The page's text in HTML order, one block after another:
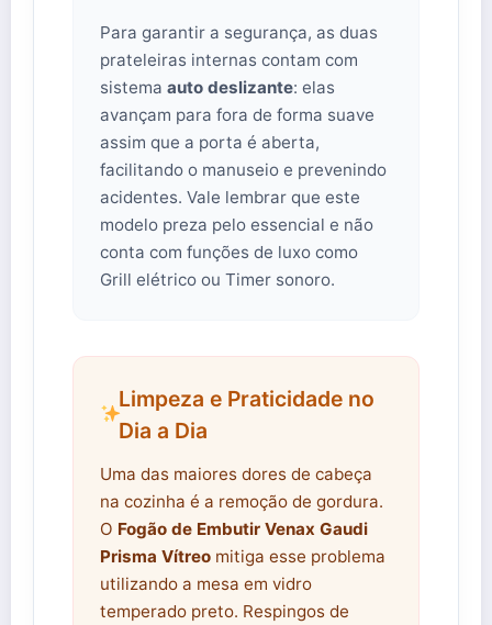
Para garantir a segurança, as duas
prateleiras internas contam com
sistema auto deslizante: elas
avançam para fora de forma suave
assim que a porta é aberta,
facilitando o manuseio e prevenindo
acidentes. Vale lembrar que este
modelo preza pelo essencial e não
conta com funções de luxo como
Grill elétrico ou Timer sonoro.
Limpeza e Praticidade no
Dia a Dia
Uma das maiores dores de cabeça
na cozinha é a remoção de gordura.
O Fogão de Embutir Venax Gaudi
Prisma Vítreo mitiga esse problema
utilizando a mesa em vidro
temperado preto. Respingos de